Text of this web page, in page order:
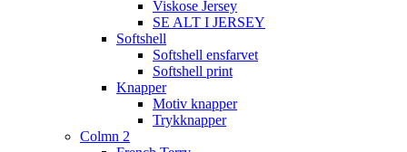
Viskose Jersey
SE ALT I JERSEY
Softshell
Softshell ensfarvet
Softshell print
Knapper
Motiv knapper
Trykknapper
Colmn 2